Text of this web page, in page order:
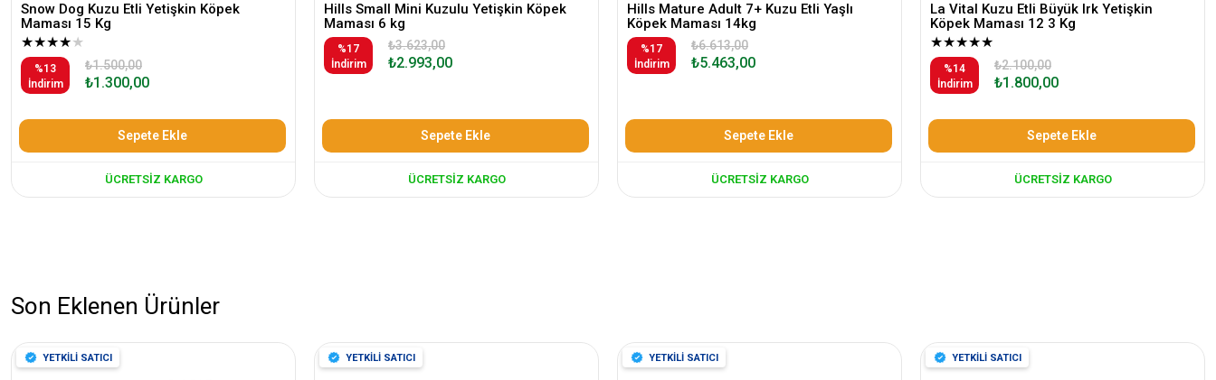
Snow Dog Kuzu Etli Yetişkin Köpek
Maması 15 Kg
★★★★★
%13
İndirim
₺1.300,00
₺1.500,00
Sepete Ekle
ÜCRETSIZ KARGO
Hills Small Mini Kuzulu Yetişkin Köpek
Maması 6 kg
%17
İndirim
₺2.993,00
₺3.623,00
Sepete Ekle
ÜCRETSIZ KARGO
Hills Mature Adult 7+ Kuzu Etli Yaşlı
Köpek Maması 14kg
%17
İndirim
₺5.463,00
₺6.613,00
Sepete Ekle
ÜCRETSIZ KARGO
La Vital Kuzu Etli Büyük Irk Yetişkin
Köpek Maması 12 3 Kg
★★★★★
%14
İndirim
₺1.800,00
₺2.100,00
Sepete Ekle
ÜCRETSIZ KARGO
Son Eklenen Ürünler
YETKİLİ SATICI YETKİLİ SATICI YETKİLİ SATICI YETKİLİ SATICI